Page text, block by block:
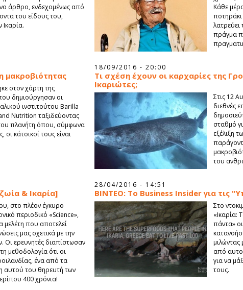
άρθρο, ενδεχομένως από
του είδους του,
Κάθε
ποτηράκι
λατρεύει
πράγμα
μακροβιότητας
στον χάρτη της
δημιούργησαν οι
ινστιτούτου Barilla
Nutrition ταξιδεύοντας
πλανήτη όπου, σύμφωνα
οι κάτοικοί τους είναι
18/09/2016 - 20:00
Τι σχέση έχουν οι καρχαρίες της
Ικαριώτες;
Στις 12
διεθνές
σταθμό
εξέλιξη
του
& Ικαρία]
στο πλέον έγκυρο
περιοδικό «Science»,
μελέτη που αποτελεί
μας σχετικά με την
Οι ερευνητές διαπίστωσαν
μεθοδολογία ότι οι
ένα από τα
αυτού του θηρευτή των
400 χρόνια!
28/04/2016 - 14:51
BINTEO: Το Business Insider για τις
Στο
«Ικαρία:
πάντα»
μιλώντας
από
για να
τους.